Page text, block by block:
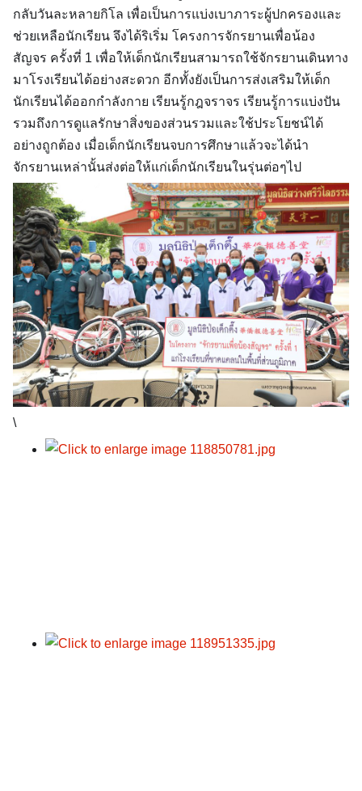
กลับวันละหลายกิโล เพื่อเป็นการแบ่งเบาภาระผู้ปกครองและ
ช่วยเหลือนักเรียน จึงได้ริเริ่ม โครงการจักรยานเพื่อน้อง
สัญจร ครั้งที่ 1 เพื่อให้เด็กนักเรียนสามารถใช้จักรยานเดินทาง
มาโรงเรียนได้อย่างสะดวก อีกทั้งยังเป็นการส่งเสริมให้เด็ก
นักเรียนได้ออกกำลังกาย เรียนรู้กฎจราจร เรียนรู้การแบ่งปัน
รวมถึงการดูแลรักษาสิ่งของส่วนรวมและใช้ประโยชน์ได้
อย่างถูกต้อง เมื่อเด็กนักเรียนจบการศึกษาแล้วจะได้นำ
จักรยานเหล่านั้นส่งต่อให้แก่เด็กนักเรียนในรุ่นต่อๆไป
\